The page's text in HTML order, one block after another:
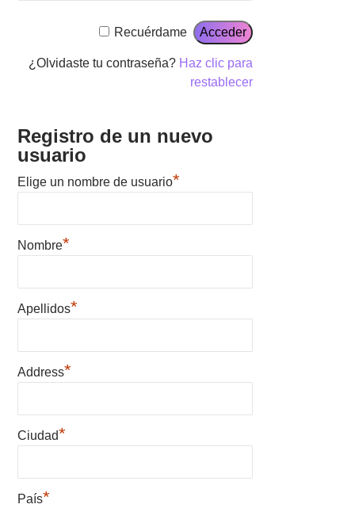
Recuérdame
¿Olvidaste tu contraseña? Haz clic para
restablecer
Registro de un nuevo
usuario
Elige un nombre de usuario*
Nombre*
Apellidos*
Address*
Ciudad*
País*